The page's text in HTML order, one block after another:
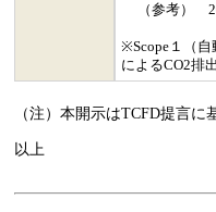
（参考）
※Scope１（自
によるCO2排
（注）本開示はTCFD提言に
以上